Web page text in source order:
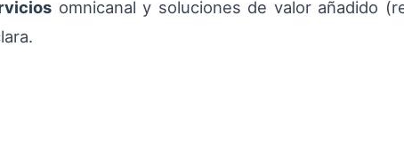
omnicanal y soluciones de valor añadido